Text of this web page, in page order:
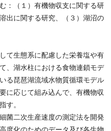
：（１）有機物収支に関する研
出に関する研究、（３）湖沼の
て生態系に配慮した栄養塩や有
、湖水柱における食物連鎖モデ
る琵琶湖流域水物質循環モデル
に応じて組み込んで、有機物収
す。
菌二次生産速度の測定法を開発